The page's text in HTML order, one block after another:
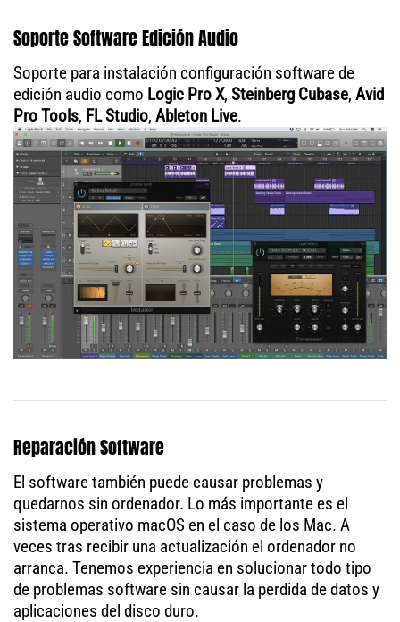
Soporte Software Edición Audio
Soporte para instalación configuración software de
edición audio como Logic Pro X, Steinberg Cubase, Avid
Pro Tools, FL Studio, Ableton Live.
Reparación Software
El software también puede causar problemas y
quedarnos sin ordenador. Lo más importante es el
sistema operativo macOS en el caso de los Mac. A
veces tras recibir una actualización el ordenador no
arranca. Tenemos experiencia en solucionar todo tipo
de problemas software sin causar la perdida de datos y
aplicaciones del disco duro.